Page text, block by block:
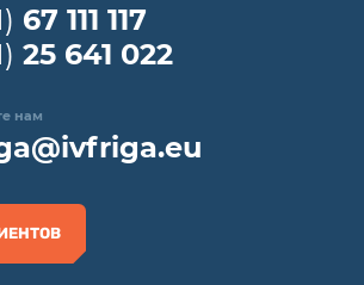
67 111 117
25 641 022
нам